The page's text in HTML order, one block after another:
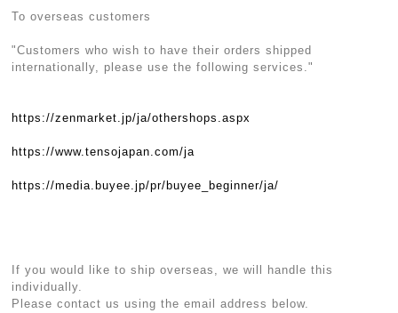
To overseas customers
"Customers who wish to have their orders shipped
internationally, please use the following services."
https://zenmarket.jp/ja/othershops.aspx
https://www.tensojapan.com/ja
https://media.buyee.jp/pr/buyee_beginner/ja/
If you would like to ship overseas, we will handle this
individually.
Please contact us using the email address below.